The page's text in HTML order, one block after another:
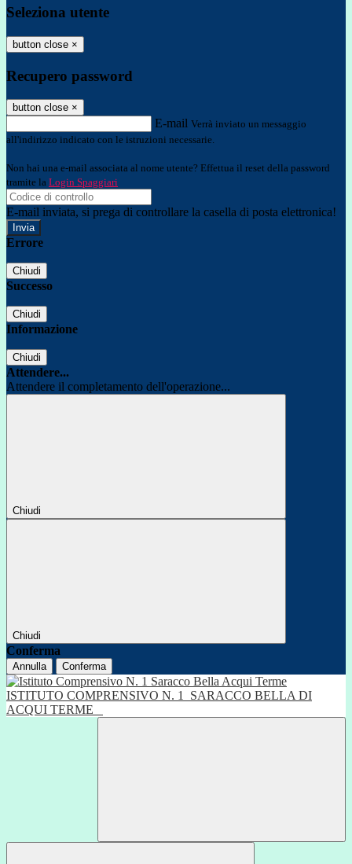
Seleziona utente
button close ×
Recupero password
button close ×
E-mail Verrà inviato un messaggio
all'indirizzo indicato con le istruzioni necessarie.
Non hai una e-mail associata al nome utente? Effettua il reset della password
tramite la Login Spaggiari
E-mail inviata, si prega di controllare la casella di posta elettronica!
Errore
Chiudi
Successo
Chiudi
Informazione
Chiudi
Attendere...
Attendere il completamento dell'operazione...
Chiudi
Chiudi
Conferma
Annulla Conferma
ISTITUTO COMPRENSIVO N. 1
SARACCO BELLA DI
ACQUI TERME